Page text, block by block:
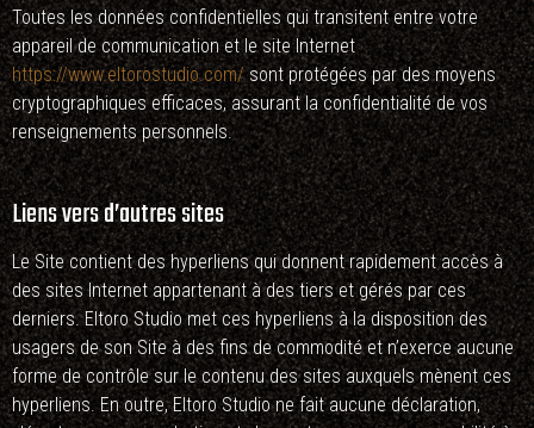
Toutes les données confidentielles qui transitent entre votre
appareil de communication et le site Internet
https://www.eltorostudio.com/sont protégées par des moyens
cryptographiques efficaces, assurant la confidentialité de vos
renseignements personnels.
Liens vers d’autres sites
Le Site contient des hyperliens qui donnent rapidement accès à
des sites Internet appartenant à des tiers et gérés par ces
derniers. Eltoro Studio met ces hyperliens à la disposition des
usagers de son Site à des fins de commodité et n’exerce aucune
forme de contrôle sur le contenu des sites auxquels mènent ces
hyperliens. En outre, Eltoro Studio ne fait aucune déclaration,